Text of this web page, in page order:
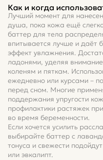
Как и когда
Лучший момент для
душа, пока кожа ещё
баттер для тела
впитывается лучше и даёт
эффект увлажнения.
ладонями, уделяя
коленям и пяткам.
ежедневно или курсами –
перед сном. Многие
поддержания упругости
профилактики растяжек
во время беременности.
Если хочется усилить
выбирайте баттер с
тонуса и свежести
или эвкалипт.